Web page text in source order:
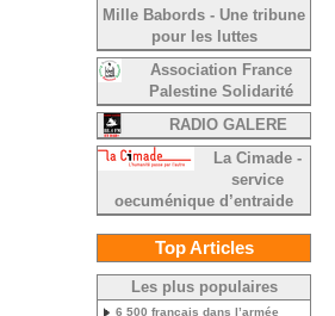
Mille Babords - Une tribune
pour les luttes
Association France
Palestine Solidarité
RADIO GALERE
La Cimade -
service
oecuménique d’entraide
Top Articles
Les plus populaires
6 500 français dans l’armée